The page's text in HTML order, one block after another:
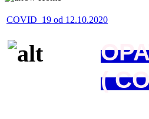
COVID_19 od 12.10.2020
(